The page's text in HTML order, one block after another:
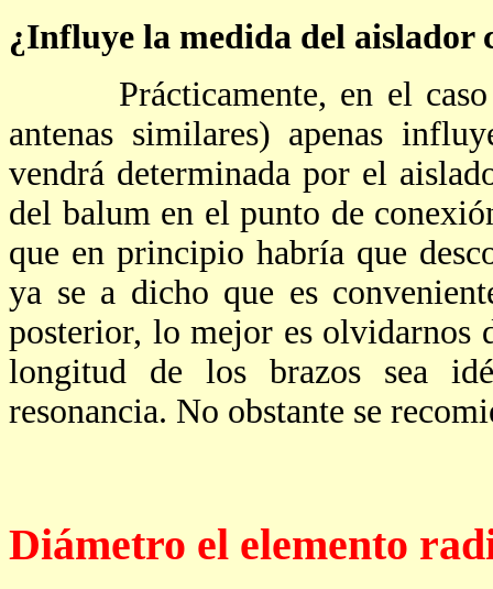
¿Influye la medida del
Prácticamente, en el caso
antenas similares) apenas
vendrá determinada por el
del balum en el punto de
que en principio habría que
ya se a dicho que es
posterior, lo mejor es olvidarnos
longitud de los brazos sea
resonancia. No obstante se
Diámetro el elemento